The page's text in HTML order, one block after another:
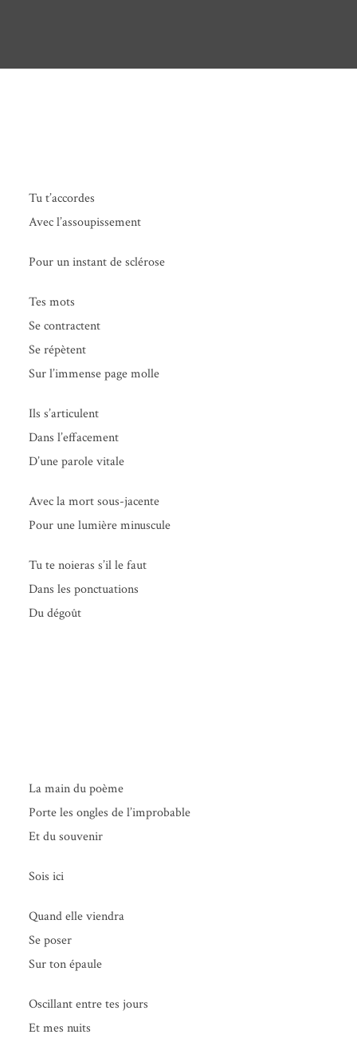
Tu t’accordes
Avec l’assoupissement
Pour un ins­tant de sclérose
Tes mots
Se contractent
Se répètent
Sur l’immense page molle
Ils s’articulent
Dans l’effacement
D’une parole vitale
Avec la mort sous-jacente
Pour une lumière minuscule
Tu te noie­ras s’il le faut
Dans les ponctuations
Du dégoût
La main du poème
Porte les ongles de l’improbable
Et du souvenir
Sois ici
Quand elle viendra
Se poser
Sur ton épaule
Oscil­lant entre tes jours
Et mes nuits